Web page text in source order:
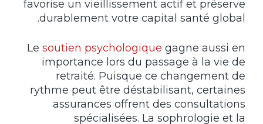
favorise un vieillissement actif et préserve
durablement votre capital santé global.
Le soutien psychologique gagne aussi en
importance lors du passage à la vie de
retraité. Puisque ce changement de
rythme peut être déstabilisant, certaines
assurances offrent des consultations
spécialisées. La sophrologie et la